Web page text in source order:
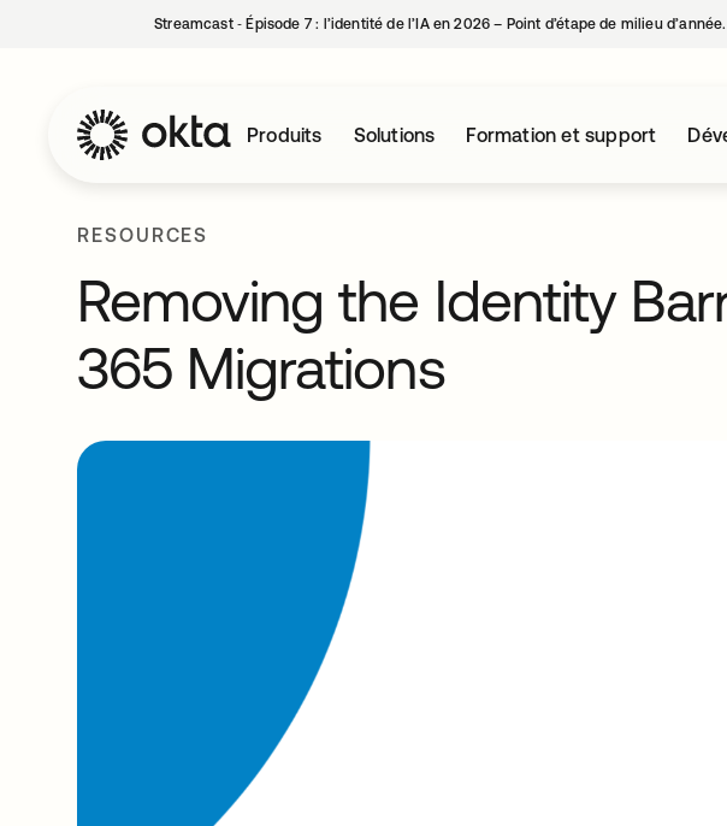
Streamcast ‑ Épisode 7 : l’identité de l’IA en 2026 – Point d’étape de milieu d’année.
Produits Solutions Formation et support
RESOURCES
Removing the Identity
365 Migrations